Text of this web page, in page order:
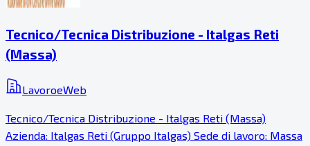
Tecnico/Tecnica Distribuzione - Italgas Reti
(Massa)
LavoroeWeb
Tecnico/Tecnica Distribuzione - Italgas Reti (Massa)
Azienda: Italgas Reti (Gruppo Italgas) Sede di lavoro: Massa